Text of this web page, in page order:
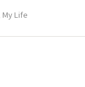
My Life